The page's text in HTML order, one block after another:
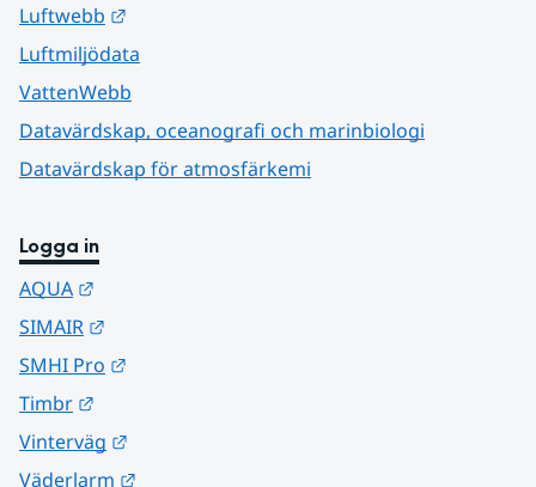
Luftwebb
Luftmiljödata
VattenWebb
Datavärdskap, oceanografi och marinbiologi
Datavärdskap för atmosfärkemi
Logga in
AQUA
SIMAIR
SMHI Pro
Timbr
Vinterväg
Väderlarm